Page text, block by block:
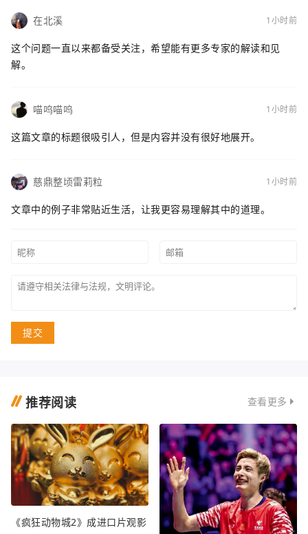
在北溪 1小时前
这个问题一直以来都备受关注，希望能有更多专家的解读和见
解。
喵呜喵呜 1小时前
这篇文章的标题很吸引人，但是内容并没有很好地展开。
慈鼎整顷雷莉粒 1小时前
文章中的例子非常贴近生活，让我更容易理解其中的道理。
提交
推荐阅读 查看更多
《疯狂动物城2》成进口片观影